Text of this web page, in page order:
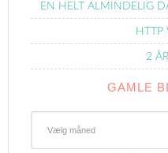
EN HELT ALMINDELIG
HTTP
2
GAMLE